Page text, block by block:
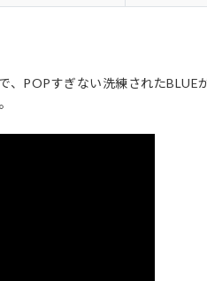
POPすぎない洗練されたBLUE